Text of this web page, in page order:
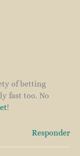
of betting
fast too. No
!
Responder